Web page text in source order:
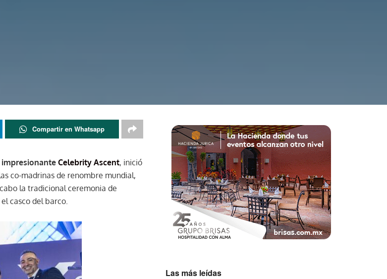
Compartir en Whatsapp
impresionante Celebrity Ascent, inició
co-madrinas de renombre mundial,
la tradicional ceremonia de
casco del barco.
Las más leídas